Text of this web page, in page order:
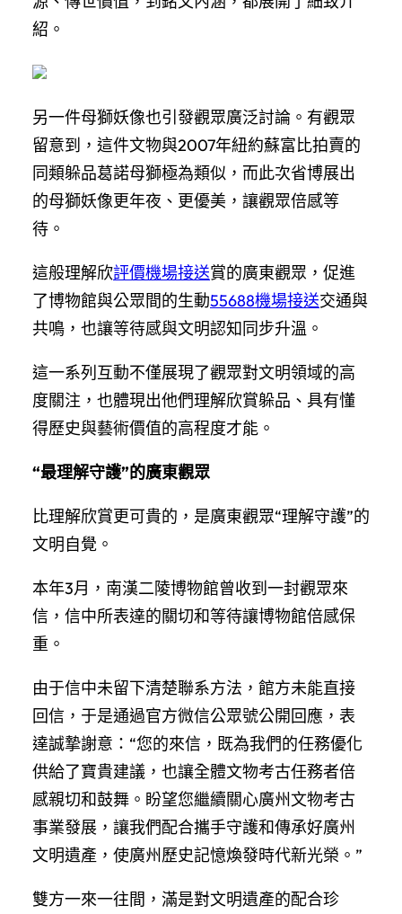
紹。
另一件母獅妖像也引發觀眾廣泛討論。有觀眾
留意到，這件文物與2007年紐約蘇富比拍賣的
同類躲品葛諾母獅極為類似，而此次省博展出
的母獅妖像更年夜、更優美，讓觀眾倍感等
待。
這般理解欣評價機場接送賞的廣東觀眾，促進
了博物館與公眾間的生動55688機場接送交通與
共鳴，也讓等待感與文明認知同步升溫。
這一系列互動不僅展現了觀眾對文明領域的高
度關注，也體現出他們理解欣賞躲品、具有懂
得歷史與藝術價值的高程度才能。
“最理解守護”的廣東觀眾
比理解欣賞更可貴的，是廣東觀眾“理解守護”的
文明自覺。
本年3月，南漢二陵博物館曾收到一封觀眾來
信，信中所表達的關切和等待讓博物館倍感保
重。
由于信中未留下清楚聯系方法，館方未能直接
回信，于是通過官方微信公眾號公開回應，表
達誠摯謝意：“您的來信，既為我們的任務優化
供給了寶貴建議，也讓全體文物考古任務者倍
感親切和鼓舞。盼望您繼續關心廣州文物考古
事業發展，讓我們配合攜手守護和傳承好廣州
文明遺產，使廣州歷史記憶煥發時代新光榮。”
雙方一來一往間，滿是對文明遺產的配合珍